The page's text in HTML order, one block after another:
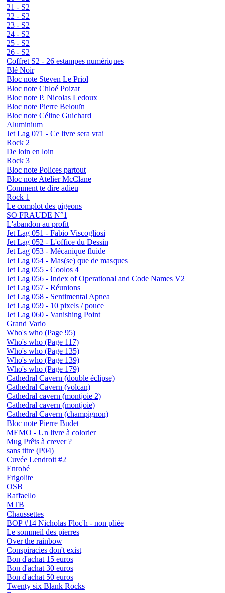
21 - S2
22 - S2
23 - S2
24 - S2
25 - S2
26 - S2
Coffret S2 - 26 estampes numériques
Blé Noir
Bloc note Steven Le Priol
Bloc note Chloé Poizat
Bloc note P. Nicolas Ledoux
Bloc note Pierre Belouïn
Bloc note Céline Guichard
Aluminium
Jet Lag 071 - Ce livre sera vrai
Rock 2
De loin en loin
Rock 3
Bloc note Polices partout
Bloc note Atelier McClane
Comment te dire adieu
Rock 1
Le complot des pigeons
SO FRAUDE N°1
L'abandon au profit
Jet Lag 051 - Fabio Viscogliosi
Jet Lag 052 - L'office du Dessin
Jet Lag 053 - Mécanique fluide
Jet Lag 054 - Mas(se) que de masques
Jet Lag 055 - Coolos 4
Jet Lag 056 - Index of Operational and Code Names V2
Jet Lag 057 - Réunions
Jet Lag 058 - Sentimental Apnea
Jet Lag 059 - 10 pixels / pouce
Jet Lag 060 - Vanishing Point
Grand Vario
Who's who (Page 95)
Who's who (Page 117)
Who's who (Page 135)
Who's who (Page 139)
Who's who (Page 179)
Cathedral Cavern (double éclipse)
Cathedral Cavern (volcan)
Cathedral cavern (montjoie 2)
Cathedral cavern (montjoie)
Cathedral Cavern (champignon)
Bloc note Pierre Budet
MEMO - Un livre à colorier
Mug Prêts à crever ?
sans titre (P04)
Cuvée Lendroit #2
Enrobé
Frigolite
OSB
Raffaello
MTB
Chaussettes
BOP #14 Nicholas Floc'h - non pliée
Le sommeil des pierres
Over the rainbow
Conspiracies don't exist
Bon d'achat 15 euros
Bon d'achat 30 euros
Bon d'achat 50 euros
Twenty six Blank Rocks